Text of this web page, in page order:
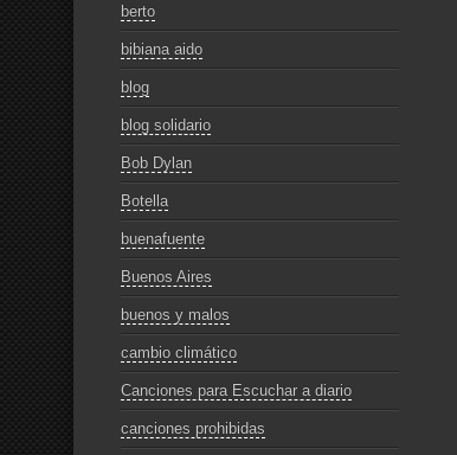
berto
bibiana aido
blog
blog solidario
Bob Dylan
Botella
buenafuente
Buenos Aires
buenos y malos
cambio climático
Canciones para Escuchar a diario
canciones prohibidas